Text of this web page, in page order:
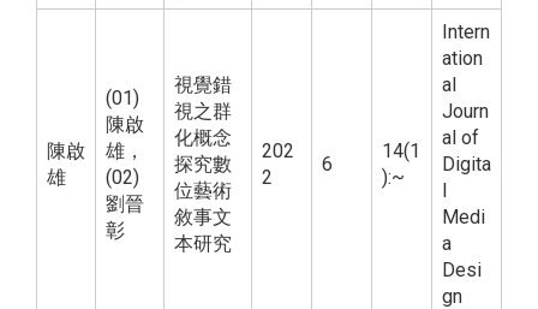
陳啟
雄
(01)
陳啟
雄，
(02)
劉晉
彰
視覺錯
視之群
化概念
探究數
位藝術
敘事文
本研究
202
2
6
14(1
):~
Intern
ation
al
Journ
al of
Digita
l
Medi
a
Desi
gn